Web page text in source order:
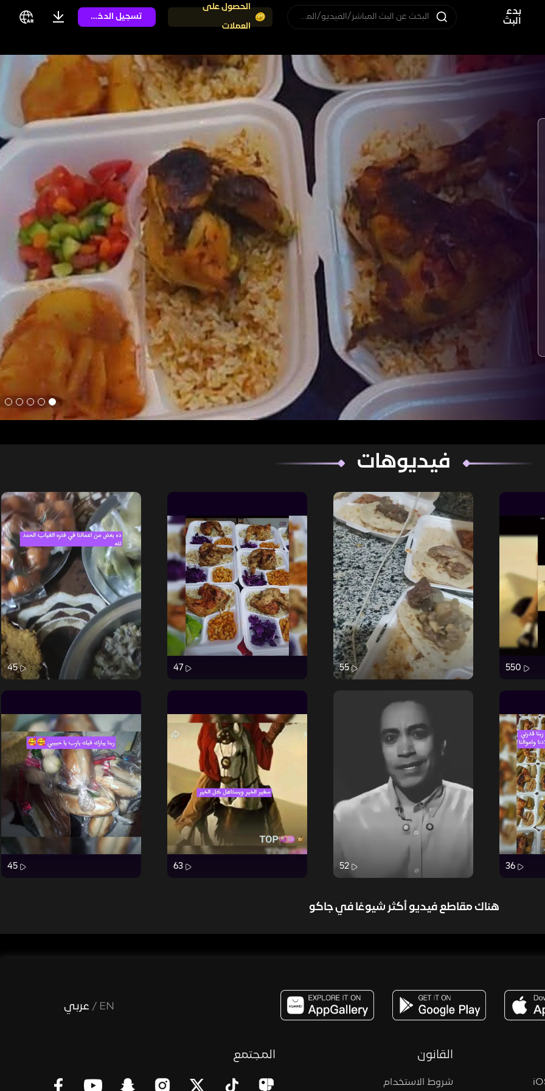
بدء
البث
البحث عن البث المباشر/الفيديو/المستخدم
الحصول على
العملات
تسجيل الدخول
فيديوهات
550
55
47
45
36
52
63
45
هناك مقاطع فيديو أكثر شيوعًا في جاكو
EN
/ عربي
القانون
شروط الاستخدام
المجتمع